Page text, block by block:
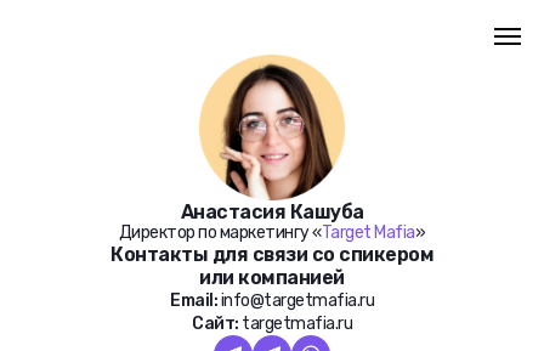
Анастасия Кашуба
Директор по маркетингу «Target Mafia»
Контакты для связи со спикером
или компанией
Email:info@targetmafia.ru
Сайт: targetmafia.ru